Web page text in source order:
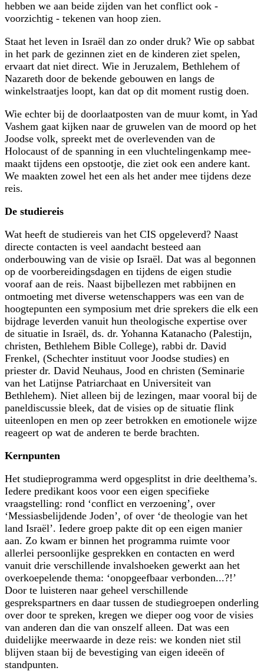
hebben we aan beide zijden van het conflict ook -
voorzichtig - tekenen van hoop zien.
Staat het leven in Israël dan zo onder druk? Wie op sabbat
in het park de gezinnen ziet en de kinderen ziet spelen,
ervaart dat niet direct. Wie in Jeruzalem, Bethlehem of
Nazareth door de bekende gebouwen en langs de
winkelstraatjes loopt, kan dat op dit moment rustig doen.
Wie echter bij de doorlaatposten van de muur komt, in Yad
Vashem gaat kijken naar de gruwelen van de moord op het
Joodse volk, spreekt met de over­levenden van de
Holocaust of de spanning in een vluchtelingenkamp mee­
maakt tijdens een opstootje, die ziet ook een andere kant.
We maakten zowel het een als het ander mee tijdens deze
reis.
De studiereis
Wat heeft de studiereis van het CIS opgeleverd? Naast
directe contacten is veel aandacht besteed aan
onderbouwing van de visie op Israël. Dat was al begonnen
op de voorbereidingsdagen en tijdens de eigen studie
vooraf aan de reis. Naast bijbellezen met rabbijnen en
ontmoeting met diverse wetenschappers was een van de
hoogtepunten een symposium met drie sprekers die elk een
bijdrage leverden vanuit hun theologische expertise over
de situatie in Israël, ds. dr. Yohanna Katanacho (Palestijn,
christen, Bethlehem Bible College), rabbi dr. David
Frenkel, (Schechter instituut voor Joodse studies) en
priester dr. David Neuhaus, Jood en christen (Seminarie
van het Latijnse Patriarchaat en Universiteit van
Bethlehem). Niet alleen bij de lezingen, maar vooral bij de
paneldiscussie bleek, dat de visies op de situatie flink
uiteenlopen en men op zeer betrokken en emotionele wijze
reageert op wat de anderen te berde brachten.
Kernpunten
Het studieprogramma werd opgesplitst in drie deelthema’s.
Iedere predikant koos voor een eigen specifieke
vraagstelling: rond ‘conflict en verzoening’, over
‘Messiasbelijdende Joden’, of over ‘de theologie van het
land Israël’. Iedere groep pakte dit op een eigen manier
aan. Zo kwam er binnen het programma ruimte voor
allerlei persoonlijke gesprekken en contacten en werd
vanuit drie verschillende invalshoeken gewerkt aan het
overkoepelende thema: ‘onopgeefbaar verbonden...?!’
Door te luisteren naar geheel verschillende
gesprekspartners en daar tussen de studiegroepen onderling
over door te spreken, kregen we dieper oog voor de visies
van anderen dan die van onszelf alleen. Dat was een
duidelijke meerwaarde in deze reis: we konden niet stil
blijven staan bij de bevestiging van eigen ideeën of
standpunten.